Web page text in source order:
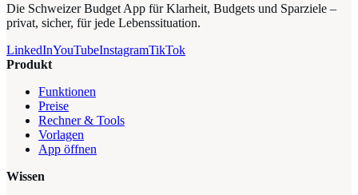
Die Schweizer Budget App für Klarheit, Budgets und Sparziele –
privat, sicher, für jede Lebenssituation.
LinkedInYouTubeInstagramTikTok
Produkt
Funktionen
Preise
Rechner & Tools
Vorlagen
App öffnen
Wissen